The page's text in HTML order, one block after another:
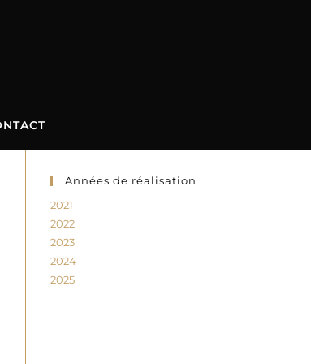
Années de réalisation
2021
2022
2023
2024
2025